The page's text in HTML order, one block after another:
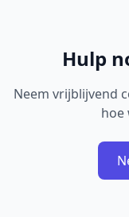
Hulp
Neem vrijblijvend
hoe